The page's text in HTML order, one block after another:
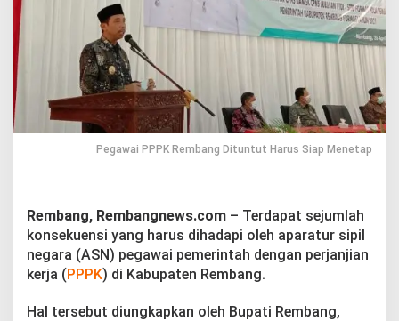
g
i
t
t
H
s
S
i
a
p
e
Pegawai PPPK Rembang Dituntut Harus Siap Menetap
Rembang, Rembangnews.com – Terdapat sejumlah
konsekuensi yang harus dihadapi oleh aparatur sipil
negara (ASN) pegawai pemerintah dengan perjanjian
kerja (PPPK) di Kabupaten Rembang.
Hal tersebut diungkapkan oleh Bupati Rembang,